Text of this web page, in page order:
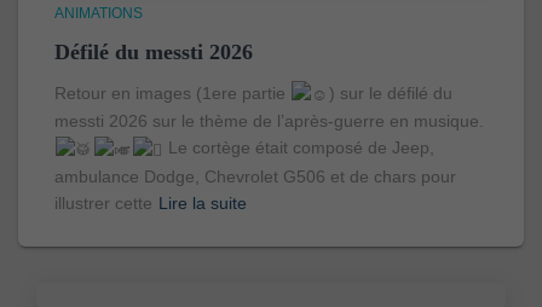
ANIMATIONS
Défilé du messti 2026
Retour en images (1ere partie
) sur le défilé du
messti 2026 sur le thème de l’après-guerre en musique.
Le cortège était composé de Jeep,
ambulance Dodge, Chevrolet G506 et de chars pour
illustrer cette Lire la suite